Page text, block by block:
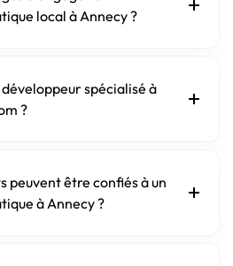
local à Annecy ?
spécialisé à
?
peuvent être confiés à un
à Annecy ?